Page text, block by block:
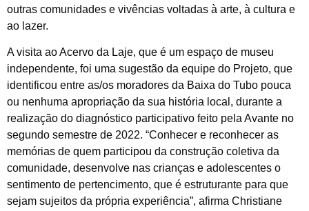
outras comunidades e vivências voltadas à arte, à cultura e
ao lazer.
A visita ao Acervo da Laje, que é um espaço de museu
independente, foi uma sugestão da equipe do Projeto, que
identificou entre as/os moradores da Baixa do Tubo pouca
ou nenhuma apropriação da sua história local, durante a
realização do diagnóstico participativo feito pela Avante no
segundo semestre de 2022. “Conhecer e reconhecer as
memórias de quem participou da construção coletiva da
comunidade, desenvolve nas crianças e adolescentes o
sentimento de pertencimento, que é estruturante para que
sejam sujeitos da própria experiência”, afirma Christiane